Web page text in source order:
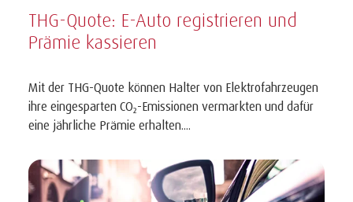
THG-Quote: E-Auto registrieren und
Prämie kassieren
Mit der THG-Quote können Halter von Elektrofahrzeugen
ihre eingesparten CO₂-Emissionen vermarkten und dafür
eine jährliche Prämie erhalten....